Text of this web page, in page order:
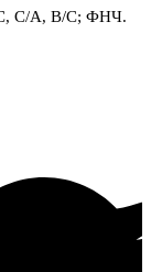
С, С/А, В/С; ФНЧ.